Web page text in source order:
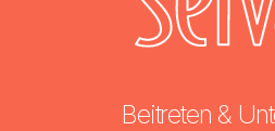
Beitreten &